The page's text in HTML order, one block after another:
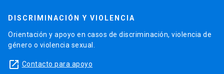
DISCRIMINACIÓN Y VIOLENCIA
Orientación y apoyo en casos de discriminación, violencia de
género o violencia sexual.
launch Contacto para apoyo